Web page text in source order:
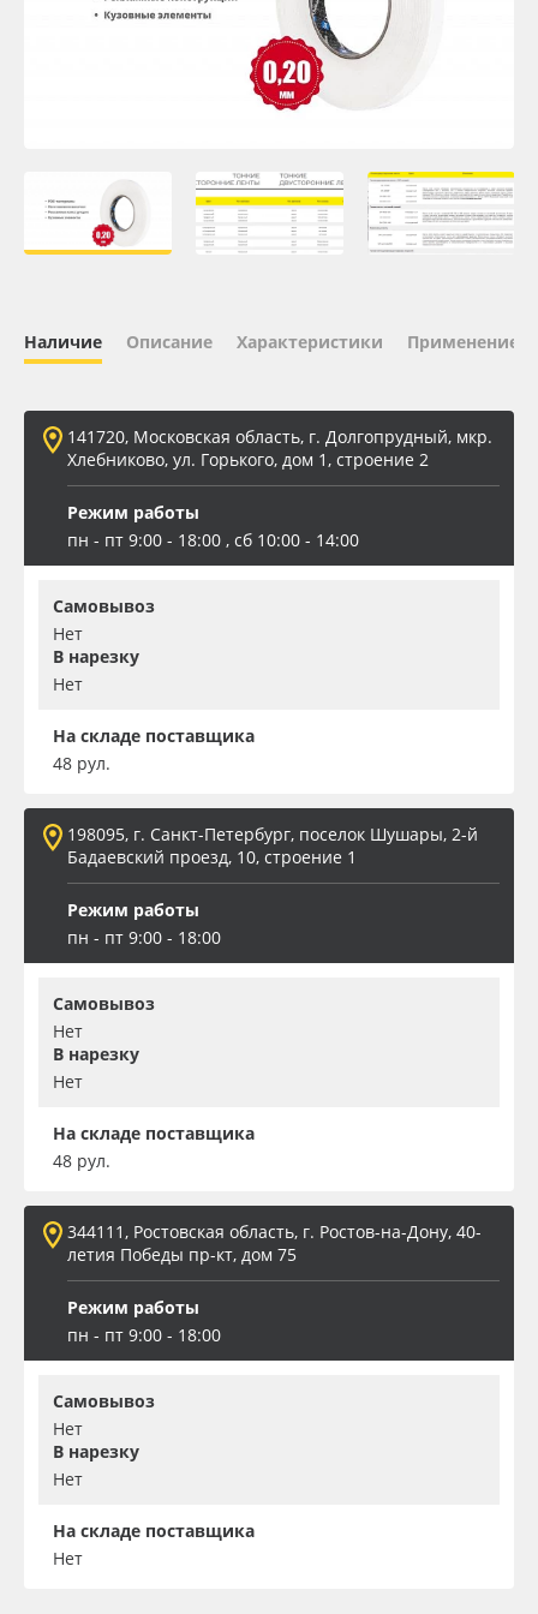
ПЭТ листовой
Вспененный ПВХ
Баннер
Заготовки для сувениров
Наличие Описание Характеристики Применение
141720, Московская область, г. Долгопрудный, мкр.
Хлебниково, ул. Горького, дом 1, строение 2
Режим работы
пн - пт 9:00 - 18:00 , сб 10:00 - 14:00
Самовывоз
Нет
В нарезку
Нет
На складе поставщика
48 рул.
198095, г. Санкт-Петербург, поселок Шушары, 2-й
Бадаевский проезд, 10, строение 1
Режим работы
пн - пт 9:00 - 18:00
Самовывоз
Нет
В нарезку
Нет
На складе поставщика
48 рул.
344111, Ростовская область, г. Ростов-на-Дону, 40-
летия Победы пр-кт, дом 75
Режим работы
пн - пт 9:00 - 18:00
Самовывоз
Нет
В нарезку
Нет
На складе поставщика
Нет